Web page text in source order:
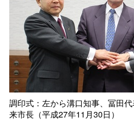
調印式：左から溝口知事、冨田
来市長（平成27年11月30日）